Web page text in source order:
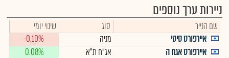
ניירות ערך נוספים
שם הנייר סוג
שינוי יומי
איירפורט סיטי
מניה
-0.10%
איירפורט אגח ה
אג"ח ת"א
0.08%